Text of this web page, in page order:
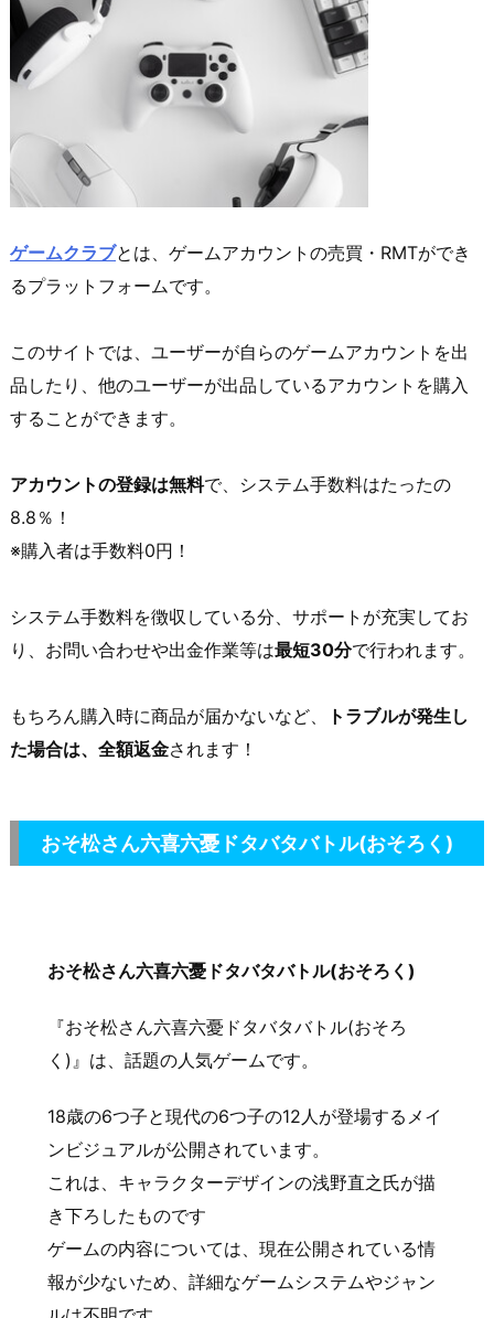
ゲームクラブとは、ゲームアカウントの売買・RMTができ
るプラットフォームです。
このサイトでは、ユーザーが自らのゲームアカウントを出
品したり、他のユーザーが出品しているアカウントを購入
することができます。
アカウントの登録は無料で、システム手数料はたったの
8.8％！
※購入者は手数料0円！
システム手数料を徴収している分、サポートが充実してお
り、お問い合わせや出金作業等は最短30分で行われます。
もちろん購入時に商品が届かないなど、
トラブルが発生し
た場合は、全額返金されます！
おそ松さん六喜六憂ドタバタバトル(おそろく)
おそ松さん六喜六憂ドタバタバトル(おそろく)
『おそ松さん六喜六憂ドタバタバトル(おそろ
く)』は、話題の人気ゲームです。
18歳の6つ子と現代の6つ子の12人が登場するメイ
ンビジュアルが公開されています。
これは、キャラクターデザインの浅野直之氏が描
き下ろしたものです
ゲームの内容については、現在公開されている情
報が少ないため、詳細なゲームシステムやジャン